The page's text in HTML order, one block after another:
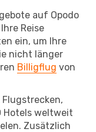
auf Opodo
Reise
ein, um Ihre
nicht länger
Billigflug von
Flugstrecken,
Hotels weltweit
Zusätzlich